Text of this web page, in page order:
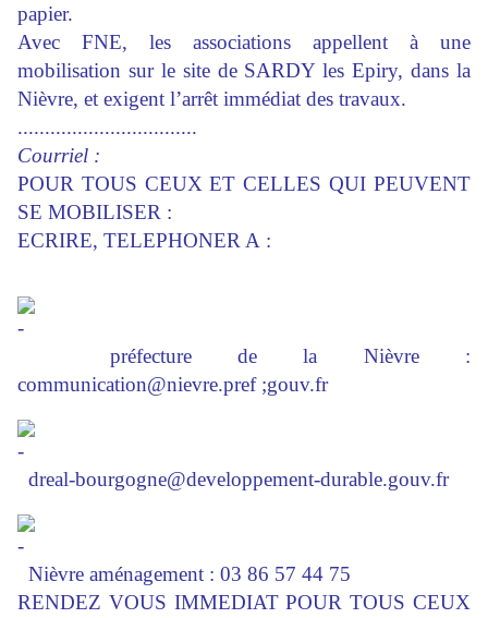
papier.
Avec FNE, les associations appellent à une
mobilisation sur le site de SARDY les Epiry, dans la
Nièvre, et exigent l’arrêt immédiat des travaux.
.................................
Courriel :
POUR TOUS CEUX ET CELLES QUI PEUVENT
SE MOBILISER :
ECRIRE, TELEPHONER A :
préfecture de la Nièvre :
communication@nievre.pref ;gouv.fr
dreal-bourgogne@developpement-durable.gouv.fr
Nièvre aménagement : 03 86 57 44 75
RENDEZ VOUS IMMEDIAT POUR TOUS CEUX